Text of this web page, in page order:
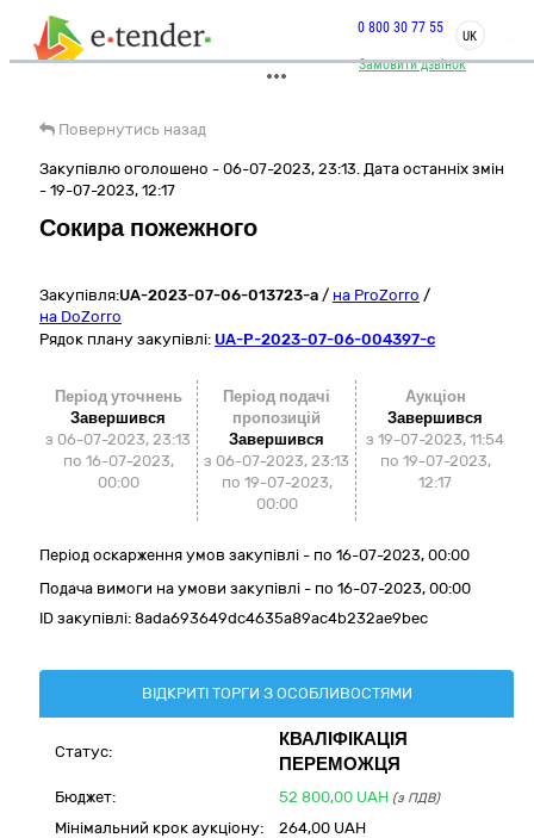
Замовити дзвінок
0 800 30 77 55
UK
Повернутись назад
Закупівлю оголошено - 06-07-2023, 23:13. Дата останніх змін
- 19-07-2023, 12:17
Сокира пожежного
Закупівля:UA-2023-07-06-013723-a / на ProZorro /
на DoZorro
Рядок плану закупівлі: UA-P-2023-07-06-004397-c
Період уточнень
Завершився
з 06-07-2023, 23:13
по 16-07-2023,
00:00
Період подачі
пропозицій
Завершився
з 06-07-2023, 23:13
по 19-07-2023,
00:00
Аукціон
Завершився
з 19-07-2023, 11:54
по 19-07-2023,
12:17
Період оскарження умов закупівлі - по 16-07-2023, 00:00
Подача вимоги на умови закупівлі - по 16-07-2023, 00:00
ID закупівлі: 8ada693649dc4635a89ac4b232ae9bec
ВІДКРИТІ ТОРГИ З ОСОБЛИВОСТЯМИ
Статус:
КВАЛІФІКАЦІЯ
ПЕРЕМОЖЦЯ
Бюджет: 52 800,00 UAH (з ПДВ)
Мінімальний крок аукціону:
264,00 UAH